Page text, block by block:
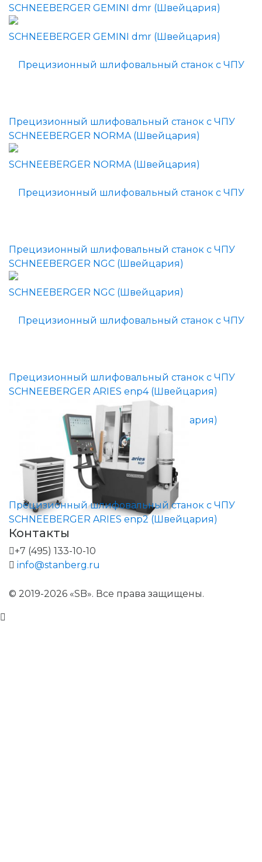
SCHNEEBERGER GEMINI dmr (Швейцария)
Прецизионный шлифовальный станок с ЧПУ
SCHNEEBERGER NORMA (Швейцария)
Прецизионный шлифовальный станок с ЧПУ
SCHNEEBERGER NGC (Швейцария)
Прецизионный шлифовальный станок с ЧПУ
SCHNEEBERGER ARIES enp4 (Швейцария)
Прецизионный шлифовальный станок с ЧПУ
SCHNEEBERGER ARIES enp2 (Швейцария)
Контакты
+7 (495) 133-10-10
info@stanberg.ru
© 2019-2026 «SB». Все права защищены.